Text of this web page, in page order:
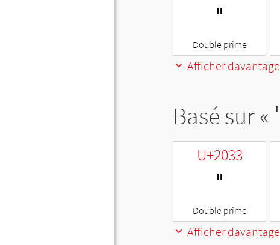
″
Double prime
Afficher davantage
Basé sur « ′
U+2033
″
Double prime
Afficher davantage